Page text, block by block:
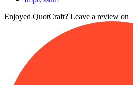
Enjoyed QuotCraft? Leave a review on